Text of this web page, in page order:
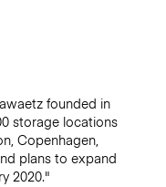
founded in
storage locations
Copenhagen,
plans to expand
2020."